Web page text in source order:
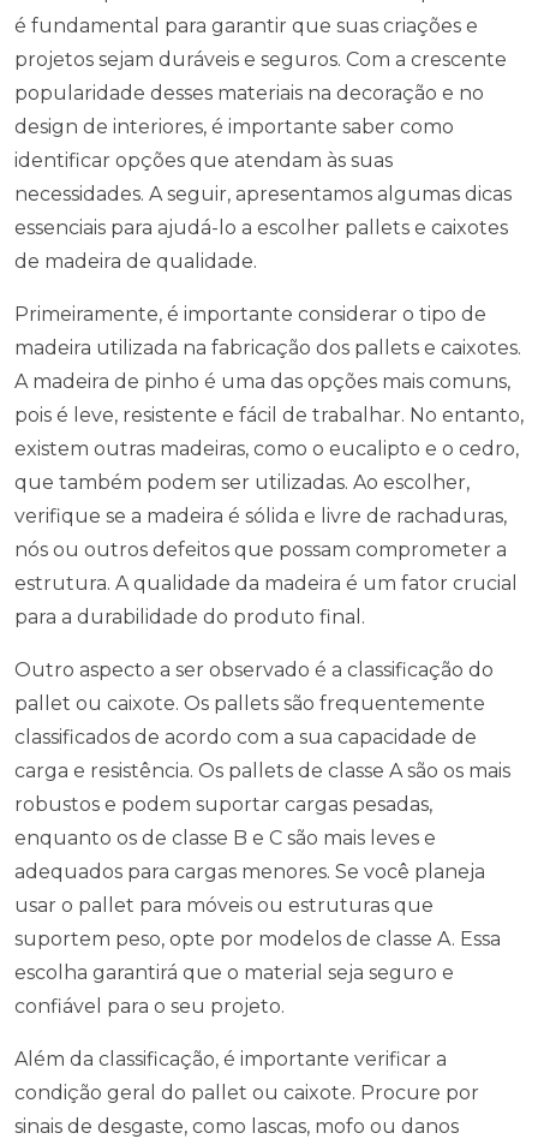
é fundamental para garantir que suas criações e
projetos sejam duráveis e seguros. Com a crescente
popularidade desses materiais na decoração e no
design de interiores, é importante saber como
identificar opções que atendam às suas
necessidades. A seguir, apresentamos algumas dicas
essenciais para ajudá-lo a escolher pallets e caixotes
de madeira de qualidade.
Primeiramente, é importante considerar o tipo de
madeira utilizada na fabricação dos pallets e caixotes.
A madeira de pinho é uma das opções mais comuns,
pois é leve, resistente e fácil de trabalhar. No entanto,
existem outras madeiras, como o eucalipto e o cedro,
que também podem ser utilizadas. Ao escolher,
verifique se a madeira é sólida e livre de rachaduras,
nós ou outros defeitos que possam comprometer a
estrutura. A qualidade da madeira é um fator crucial
para a durabilidade do produto final.
Outro aspecto a ser observado é a classificação do
pallet ou caixote. Os pallets são frequentemente
classificados de acordo com a sua capacidade de
carga e resistência. Os pallets de classe A são os mais
robustos e podem suportar cargas pesadas,
enquanto os de classe B e C são mais leves e
adequados para cargas menores. Se você planeja
usar o pallet para móveis ou estruturas que
suportem peso, opte por modelos de classe A. Essa
escolha garantirá que o material seja seguro e
confiável para o seu projeto.
Além da classificação, é importante verificar a
condição geral do pallet ou caixote. Procure por
sinais de desgaste, como lascas, mofo ou danos